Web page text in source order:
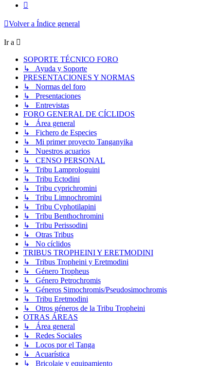
Volver a Índice general
Ir a
SOPORTE TÉCNICO FORO
↳ Ayuda y Soporte
PRESENTACIONES Y NORMAS
↳ Normas del foro
↳ Presentaciones
↳ Entrevistas
FORO GENERAL DE CÍCLIDOS
↳ Área general
↳ Fichero de Especies
↳ Mi primer proyecto Tanganyika
↳ Nuestros acuarios
↳ CENSO PERSONAL
↳ Tribu Lamprologuini
↳ Tribu Ectodini
↳ Tribu cyprichromini
↳ Tribu Limnochromini
↳ Tribu Cyphotilapini
↳ Tribu Benthochromini
↳ Tribu Perissodini
↳ Otras Tribus
↳ No cíclidos
TRIBUS TROPHEINI Y ERETMODINI
↳ Tribus Tropheini y Eretmodini
↳ Género Tropheus
↳ Género Petrochromis
↳ Géneros Simochromis/Pseudosimochromis
↳ Tribu Eretmodini
↳ Otros géneros de la Tribu Tropheini
OTRAS ÁREAS
↳ Área general
↳ Redes Sociales
↳ Locos por el Tanga
↳ Acuarística
↳ Bricolaje y equipamiento